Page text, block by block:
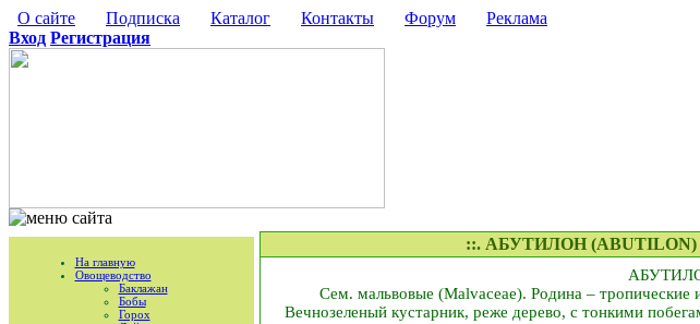
О сайте Подписка Каталог Контакты Форум
Реклама
Вход Регистрация
На главную
Овощеводство
Баклажан
Бобы
Горох
::. АБУТИЛОН (ABUTILON)
Сем. мальвовые (Malvaceae). Родина –
Вечнозеленый кустарник, реже дерево, с тонкими